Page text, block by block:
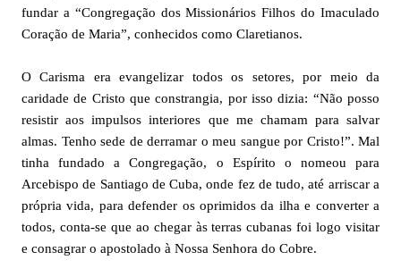
fundar a “Congregação dos Missionários Filhos do Imaculado
Coração de Maria”, conhecidos como Claretianos.
O Carisma era evangelizar todos os setores, por meio da
caridade de Cristo que constrangia, por isso dizia: “Não posso
resistir aos impulsos interiores que me chamam para salvar
almas. Tenho sede de derramar o meu sangue por Cristo!”. Mal
tinha fundado a Congregação, o Espírito o nomeou para
Arcebispo de Santiago de Cuba, onde fez de tudo, até arriscar a
própria vida, para defender os oprimidos da ilha e converter a
todos, conta-se que ao chegar às terras cubanas foi logo visitar
e consagrar o apostolado à Nossa Senhora do Cobre.